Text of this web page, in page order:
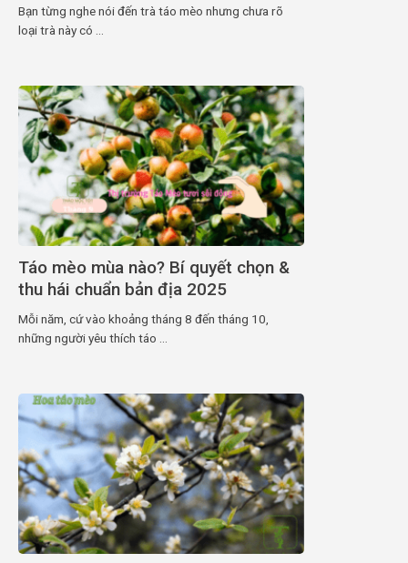
Bạn từng nghe nói đến trà táo mèo nhưng chưa rõ
loại trà này có ...
Táo mèo mùa nào? Bí quyết chọn &
thu hái chuẩn bản địa 2025
Mỗi năm, cứ vào khoảng tháng 8 đến tháng 10,
những người yêu thích táo ...